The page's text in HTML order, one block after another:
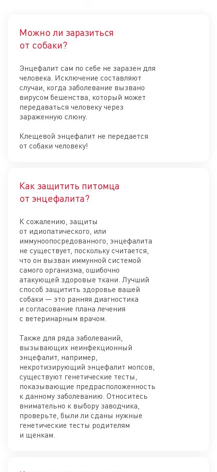
Можно ли заразиться
от собаки?
Энцефалит сам по себе не заразен для
человека. Исключение составляют
случаи, когда заболевание вызвано
вирусом бешенства, который может
передаваться человеку через
зараженную слюну.
Клещевой энцефалит не передается
от собаки человеку!
Как защитить питомца
от энцефалита?
К сожалению, защиты
от идиопатического, или
иммуноопосредованного, энцефалита
не существует, поскольку считается,
что он вызван иммунной системой
самого организма, ошибочно
атакующей здоровые ткани. Лучший
способ защитить здоровье вашей
собаки — это ранняя диагностика
и согласование плана лечения
с ветеринарным врачом.
Также для ряда заболеваний,
вызывающих неинфекционный
энцефалит, например,
некротизирующий энцефалит мопсов,
существуют генетические тесты,
показывающие предрасположенность
к данному заболеванию. Относитесь
внимательно к выбору заводчика,
проверьте, были ли сданы нужные
генетические тесты родителям
и щенкам.